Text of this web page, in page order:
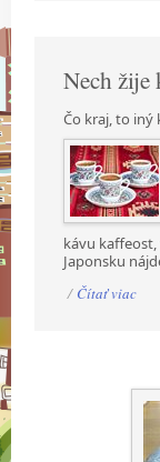
Nech žije
Čo kraj, to iný
kávu
Japonsku
/ Čítať viac